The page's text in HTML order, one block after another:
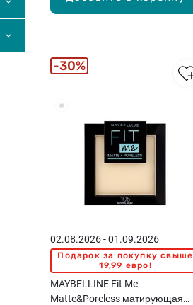
02.08.2026 - 01.09.2026
Подарок за покупку свыше
19,99 евро!
MAYBELLINE Fit Me
Matte&Poreless матирующая
30%